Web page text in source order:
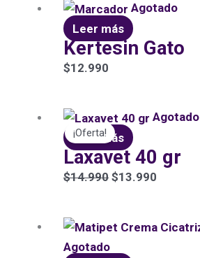
Agotado
Leer más
Kertesin Gato
$12.990
Agotado
¡Oferta!
Leer más
Laxavet 40 gr
$14.990
El
precio
original
era:
$13.990
El
actual
Agotado